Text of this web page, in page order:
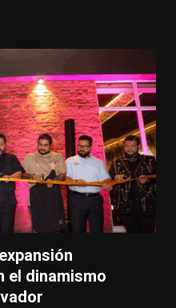
el dinamismo